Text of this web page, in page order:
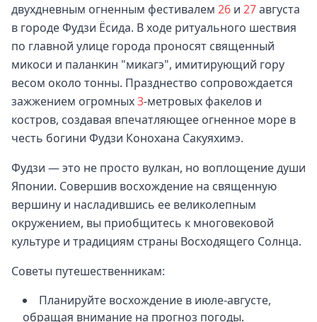
двухдневным огненным фестивалем 26 и 27августа
в городе Фудзи Ёсида. В ходе ритуального шествия
по главной улице города проносят священный
микоси и паланкин "микагэ", имитирующий гору
весом около тонны. Празднество сопровождается
зажжением огромных3-метровых факелов и
костров, создавая впечатляющее огненное море в
честь богини Фудзи Конохана Сакуяхимэ.
Фудзи — это не просто вулкан, но воплощение души
Японии. Совершив восхождение на священную
вершину и насладившись ее великолепным
окружением, вы приобщитесь к многовековой
культуре и традициям страны Восходящего Солнца.
Советы путешественникам:
Планируйте восхождение в июле-августе,
обращая внимание на прогноз погоды.